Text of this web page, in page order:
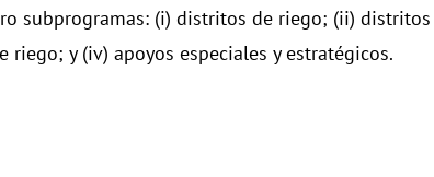
subprogramas: (i) distritos de riego; (ii)
y (iv) apoyos especiales y estratégicos.